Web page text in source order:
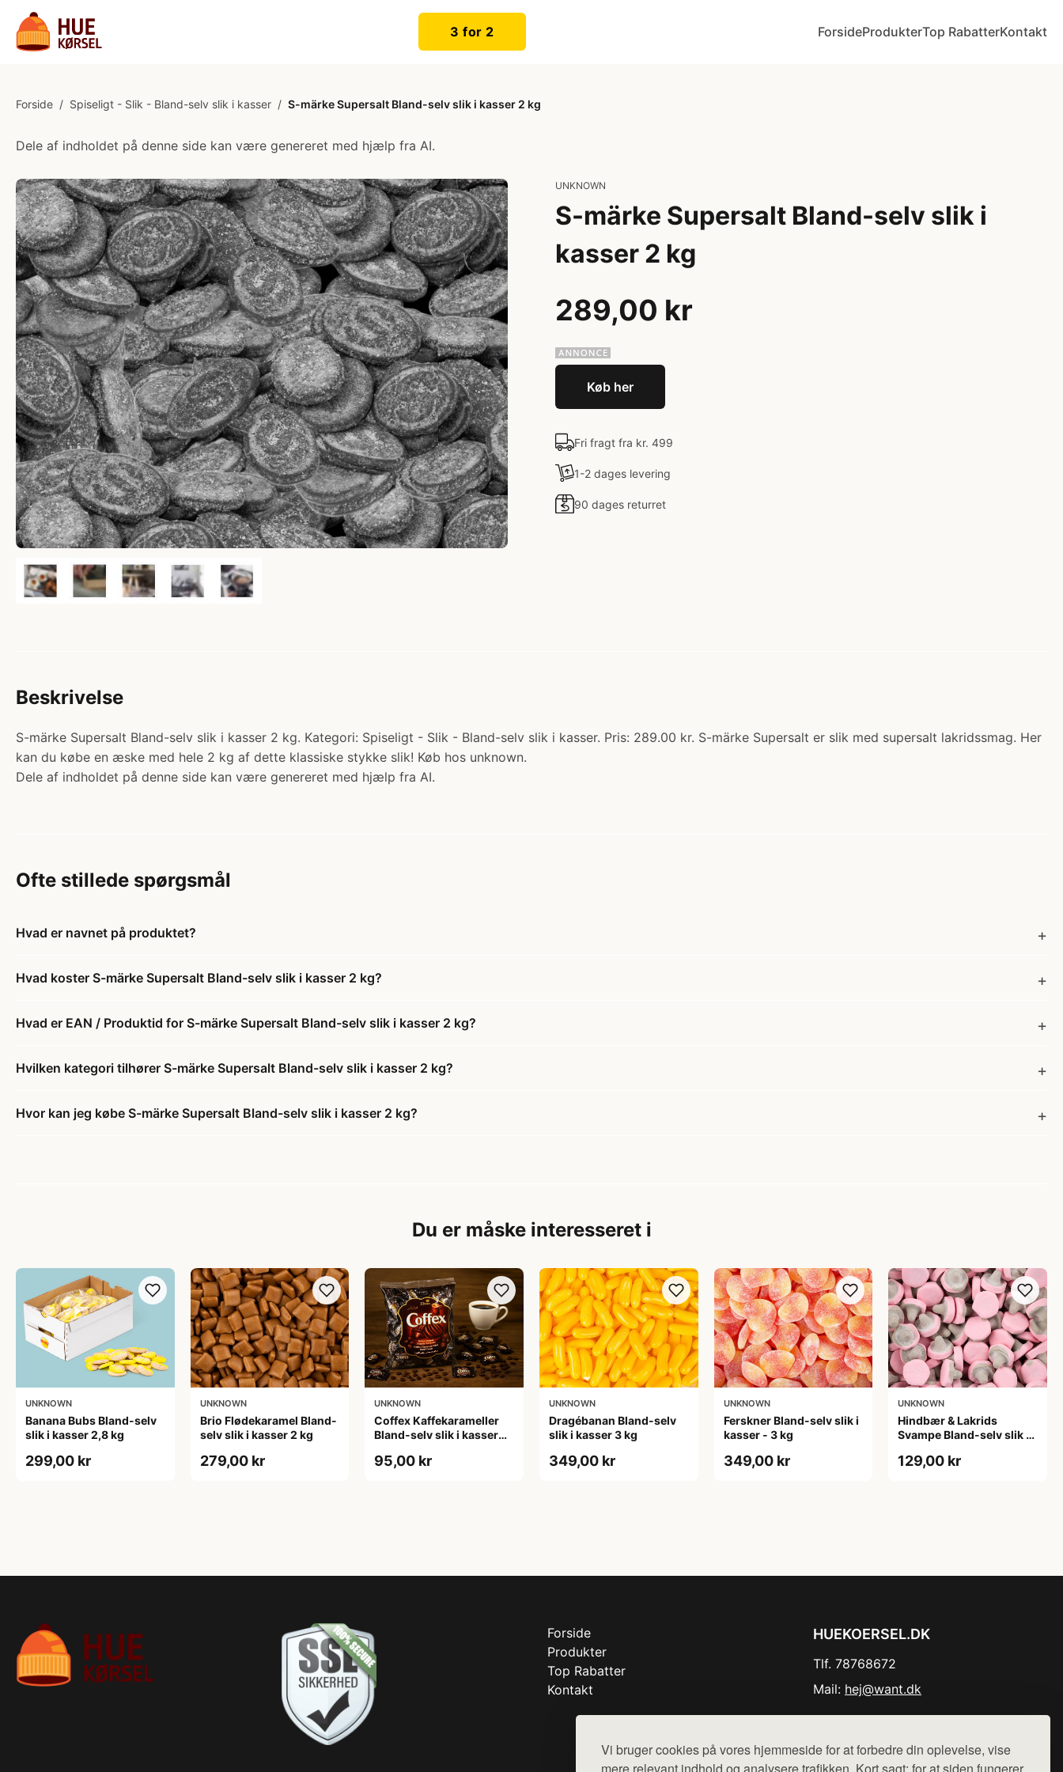
Vi bruger cookies på vores hjemmeside for at forbedre din oplevelse, vise
3 for 2 ForsideProdukterTop RabatterKontakt
Forside / Spiseligt - Slik - Bland-selv slik i kasser / S-märke Supersalt Bland-selv slik i kasser 2 kg
Dele af indholdet på denne side kan være genereret med hjælp fra AI.
UNKNOWN
S-märke Supersalt Bland-selv slik i
kasser 2 kg
289,00 kr
Køb her
Fri fragt fra kr. 499
1-2 dages levering
90 dages returret
Beskrivelse
S-märke Supersalt Bland-selv slik i kasser 2 kg. Kategori: Spiseligt - Slik - Bland-selv slik i kasser. Pris: 289.00 kr. S-märke Supersalt er slik med supersalt lakridssmag. Her
kan du købe en æske med hele 2 kg af dette klassiske stykke slik! Køb hos unknown.
Dele af indholdet på denne side kan være genereret med hjælp fra AI.
Ofte stillede spørgsmål
Hvad er navnet på produktet?
Hvad koster S-märke Supersalt Bland-selv slik i kasser 2 kg?
Hvad er EAN / Produktid for S-märke Supersalt Bland-selv slik i kasser 2 kg?
Hvilken kategori tilhører S-märke Supersalt Bland-selv slik i kasser 2 kg?
Hvor kan jeg købe S-märke Supersalt Bland-selv slik i kasser 2 kg?
Du er måske interesseret i
UNKNOWN
Banana Bubs Bland-selv
slik i kasser 2,8 kg
299,00 kr
UNKNOWN
Brio Flødekaramel Bland-
selv slik i kasser 2 kg
279,00 kr
UNKNOWN
Coffex Kaffekarameller
Bland-selv slik i kasser
95,00 kr
UNKNOWN
Dragébanan Bland-selv
slik i kasser 3 kg
349,00 kr
UNKNOWN
Ferskner Bland-selv slik i
kasser - 3 kg
349,00 kr
UNKNOWN
Hindbær & Lakrids
Svampe Bland-selv slik i
129,00 kr
Forside
Produkter
Top Rabatter
Kontakt
HUEKOERSEL.DK
Tlf. 78768672
Mail: hej@want.dk